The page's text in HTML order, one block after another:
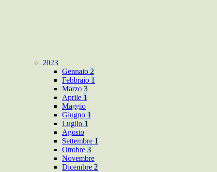
2023
Gennaio 2
Febbraio 1
Marzo 3
Aprile 1
Maggio
Giugno 1
Luglio 1
Agosto
Settembre 1
Ottobre 3
Novembre
Dicembre 2